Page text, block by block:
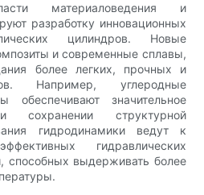
материаловедения и
разработку инновационных
цилиндров. Новые
и современные сплавы,
более легких, прочных и
Например, углеродные
обеспечивают значительное
структурной
гидродинамики ведут к
гидравлических
способных выдерживать более